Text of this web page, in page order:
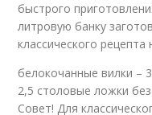
быстрого
литровую банку
классического
белокочанные вилки –
2,5 столовые ложки без
Совет! Для